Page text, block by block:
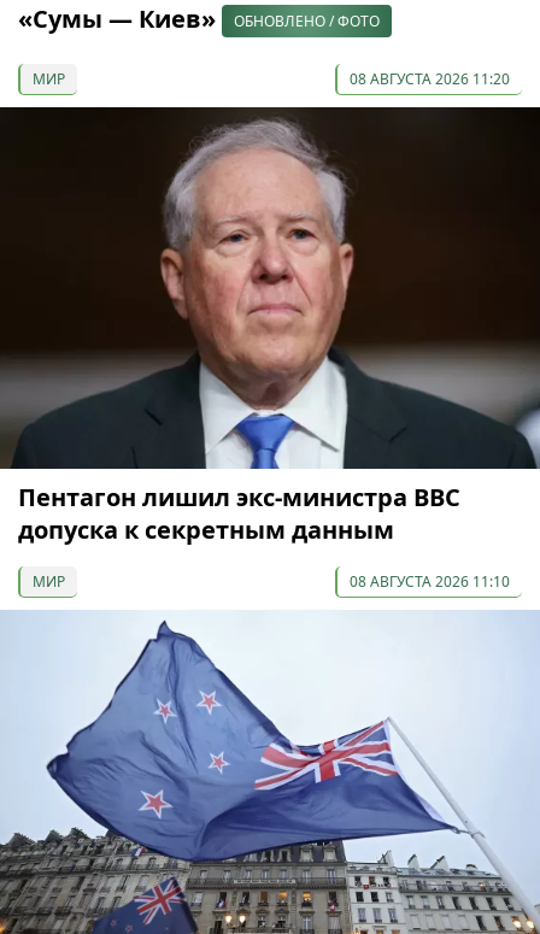
«Сумы — Киев»
ОБНОВЛЕНО / ФОТО
МИР 08 АВГУСТА 2026 11:20
Пентагон лишил экс-министра ВВС
допуска к секретным данным
МИР 08 АВГУСТА 2026 11:10